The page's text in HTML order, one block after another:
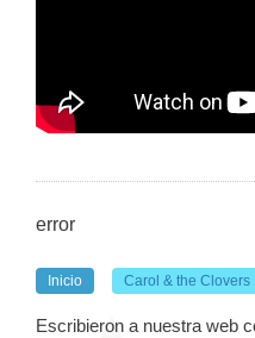
error
Inicio Carol & the Clovers
Escribieron a nuestra web